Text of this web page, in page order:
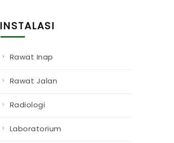
INSTALASI
Rawat Inap
Rawat Jalan
Radiologi
Laboratorium